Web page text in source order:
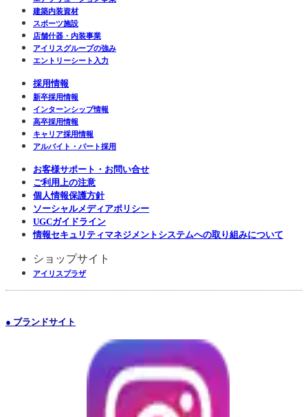
建築内装資材
スポーツ施設
店舗什器・内装事業
アイリスグループの強み
エントリーシート入力
採用情報
新卒採用情報
インターンシップ情報
高卒採用情報
キャリア採用情報
アルバイト・パート採用
お客様サポート・お問い合せ
ご利用上の注意
個人情報保護方針
ソーシャルメディアポリシー
UGCガイドライン
情報セキュリティマネジメントシステムへの取り組みについて
ショップサイト
アイリスプラザ
● ブランドサイト